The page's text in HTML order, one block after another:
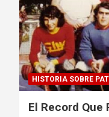
HISTORIA SOBRE
El Record Que